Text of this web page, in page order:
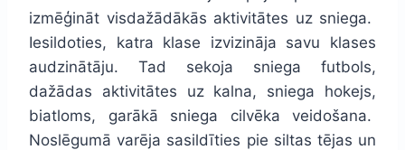
izmēģināt visdažādākās aktivitātes uz sniega.
Iesildoties, katra klase izvizināja savu klases
audzinātāju. Tad sekoja sniega futbols,
dažādas aktivitātes uz kalna, sniega hokejs,
biatloms, garākā sniega cilvēka veidošana.
Noslēgumā varēja sasildīties pie siltas tējas un